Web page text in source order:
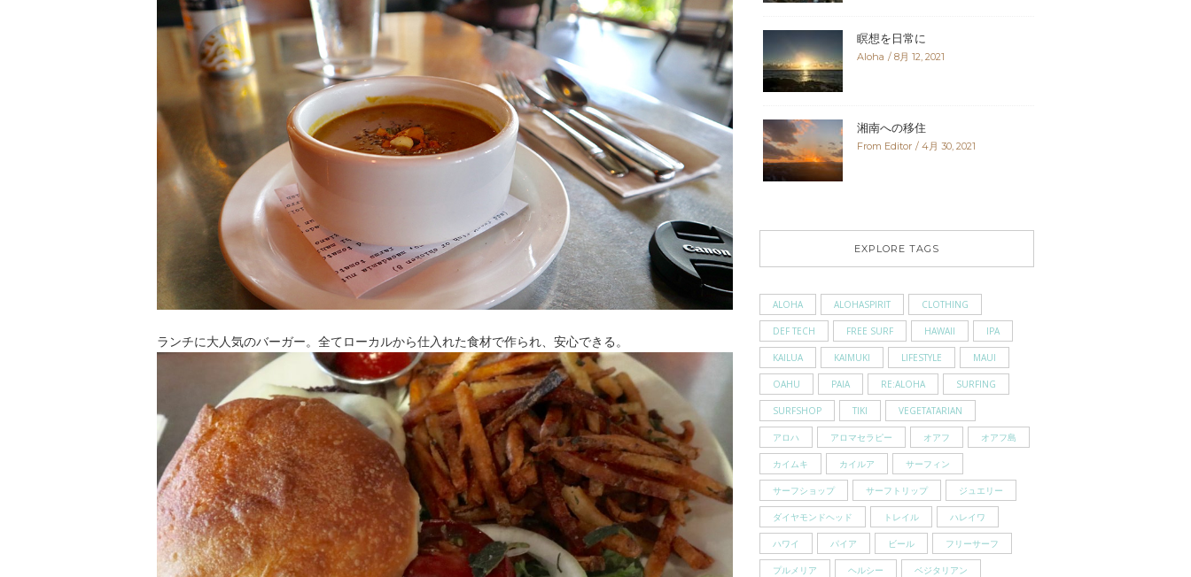
ランチに大人気のバーガー。全てローカルから仕入れた食材で作られ、安心できる。
瞑想を日常に
Aloha 8月 12, 2021
湘南への移住
From Editor 4月 30, 2021
EXPLORE TAGS
ALOHA ALOHASPIRIT CLOTHING
DEF TECH FREE SURF HAWAII IPA
KAILUA KAIMUKI LIFESTYLE MAUI
OAHU PAIA RE:ALOHA SURFING
SURFSHOP TIKI VEGETATARIAN
アロハ アロマセラピー オアフ オアフ島
カイムキ カイルア サーフィン
サーフショップ サーフトリップ ジュエリー
ダイヤモンドヘッド トレイル ハレイワ
ハワイ パイア ビール フリーサーフ
プルメリア ヘルシー ベジタリアン